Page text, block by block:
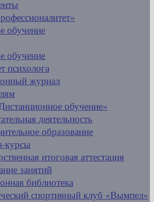
обучение
обучение
психолога
журнал
обучение»
деятельность
образование
курсы
итоговая аттестация
занятий
библиотека
спортивный клуб «Вымпел»